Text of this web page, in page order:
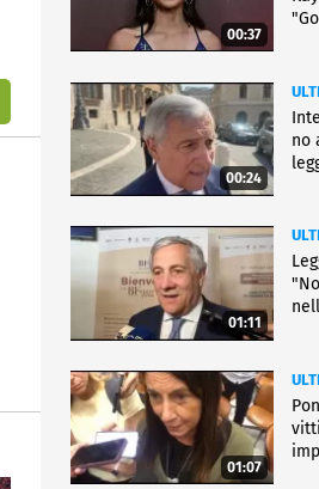
00:37
00:24
no
01:11
01:07